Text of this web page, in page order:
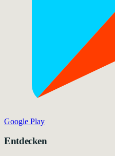
Google Play
Entdecken